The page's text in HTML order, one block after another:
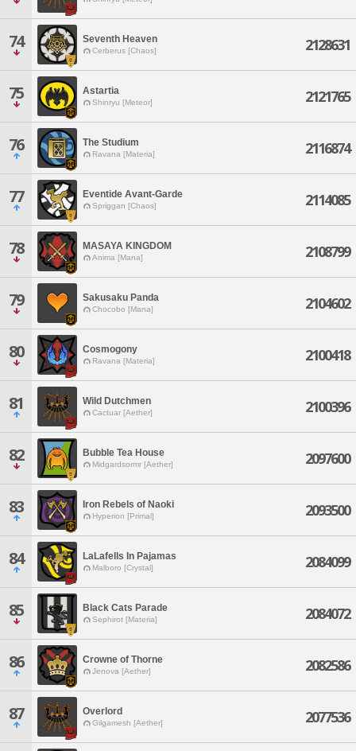
74 Seventh Heaven
Cerberus [Chaos] 2128631
75 Astartia
Shinryu [Meteor] 2121765
76 The Studium
Ravana [Materia] 2116874
77 Eventide Avant-Garde
Spriggan [Chaos] 2114085
78 MASAYA KINGDOM
Anima [Mana] 2108799
79 Sakusaku Panda
Chocobo [Mana] 2104602
80 Cosmogony
Ravana [Materia] 2100418
81 Wild Dutchmen
Cactuar [Aether] 2100396
82 Bubble Tea House
Midgardsormr [Aether] 2097600
83 Iron Rebels of Naoki
Hyperion [Primal] 2093500
84 LaLafells In Pajamas
Malboro [Crystal] 2084099
85 Black Cats Parade
Sephirot [Materia] 2084072
86 Crowne of Thorne
Jenova [Aether] 2082586
87 Overlord
Gilgamesh [Aether] 2077536